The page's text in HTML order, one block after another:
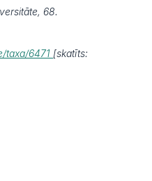
68.
taxa/6471 [skatīts: